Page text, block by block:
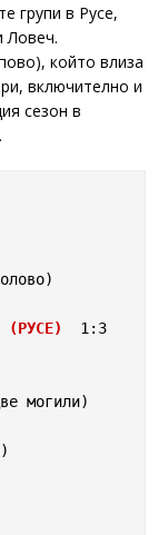
групи в Русе,
Ловеч.
който влиза
включително и
сезон в
(РУСЕ)
  1:3
могили)